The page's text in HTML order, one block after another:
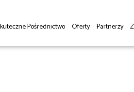
Pośrednictwo Oferty Partnerzy